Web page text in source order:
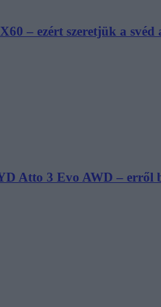
– ezért szeretjük a svéd
Atto 3 Evo AWD – erről